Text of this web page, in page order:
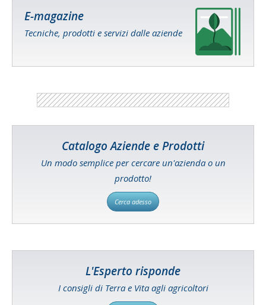
E-magazine
Tecniche, prodotti e servizi dalle aziende
Catalogo Aziende e Prodotti
Un modo semplice per cercare un'azienda o un
prodotto!
Cerca adesso
L'Esperto risponde
I consigli di Terra e Vita agli agricoltori